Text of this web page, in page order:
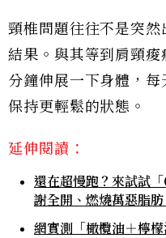
頸椎問題往往不是突
結果。與其等到肩頸
分鐘伸展一下身體，
保持更輕鬆的狀態。
延伸閱讀：
還在超慢跑？來試試
謝全開、燃燒萬惡脂肪
網實測「橄欖油＋檸